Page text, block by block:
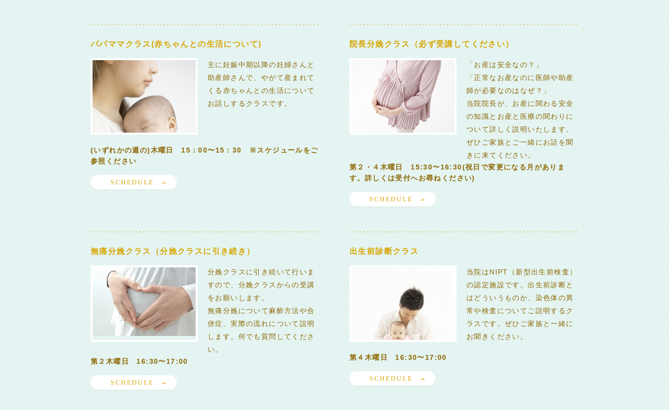
パパママクラス(赤ちゃんとの生活について)
主に妊娠中期以降の妊婦さんと
助産師さんで、やがて産まれて
くる赤ちゃんとの生活について
お話しするクラスです。
(いずれかの週の)木曜日 15：00〜15：30 ※スケジュールをご
参照ください
SCHEDULE
院長分娩クラス（必ず受講してください）
「お産は安全なの？」
「正常なお産なのに医師や助産
師が必要なのはなぜ？」
当院院長が、お産に関わる安全
の知識とお産と医療の関わりに
ついて詳しく説明いたします。
ぜひご家族とご一緒にお話を聞
きに来てください。
第２・４木曜日 15:30〜16:30(祝日で変更になる月がありま
す。詳しくは受付へお尋ねください)
SCHEDULE
無痛分娩クラス（分娩クラスに引き続き）
分娩クラスに引き続いて行いま
すので、分娩クラスからの受講
をお願いします。
無痛分娩について麻酔方法や合
併症、実際の流れについて説明
します。何でも質問してくださ
い。
第２木曜日 16:30〜17:00
SCHEDULE
出生前診断クラス
当院はNIPT（新型出生前検査）
の認定施設です。出生前診断と
はどういうものか、染色体の異
常や検査についてご説明するク
ラスです。ぜひご家族と一緒に
お聞きください。
第４木曜日 16:30〜17:00
SCHEDULE